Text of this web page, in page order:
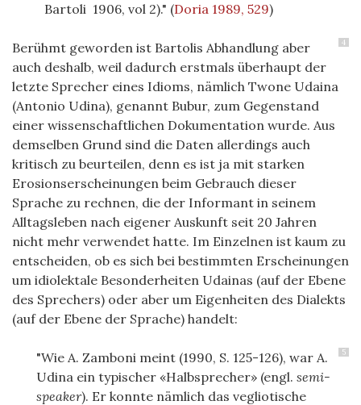
Bartoli 1906, vol 2)." (Doria 1989, 529)
4
Berühmt geworden ist Bartolis Abhandlung aber
auch deshalb, weil dadurch erstmals überhaupt der
letzte Sprecher eines Idioms, nämlich Twone Udaina
(Antonio Udina), genannt Bubur, zum Gegenstand
einer wissenschaftlichen Dokumentation wurde. Aus
demselben Grund sind die Daten allerdings auch
kritisch zu beurteilen, denn es ist ja mit starken
Erosionserscheinungen beim Gebrauch dieser
Sprache zu rechnen, die der Informant in seinem
Alltagsleben nach eigener Auskunft seit 20 Jahren
nicht mehr verwendet hatte. Im Einzelnen ist kaum zu
entscheiden, ob es sich bei bestimmten Erscheinungen
um idiolektale Besonderheiten Udainas (auf der Ebene
des Sprechers) oder aber um Eigenheiten des Dialekts
(auf der Ebene der Sprache) handelt:
5
"Wie A. Zamboni meint (1990, S. 125-126), war A.
Udina ein typischer «Halbsprecher» (engl. semi-
speaker). Er konnte nämlich das vegliotische